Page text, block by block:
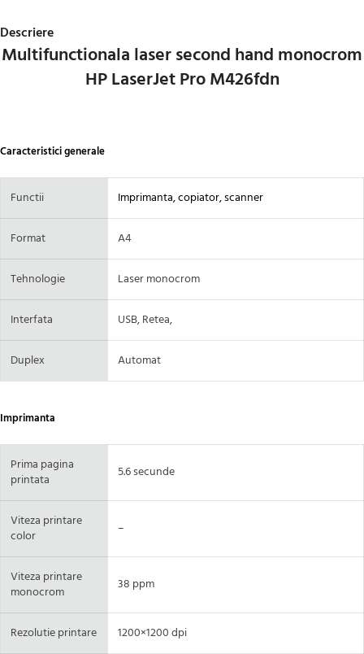
Descriere
Multifunctionala laser second hand monocrom
HP LaserJet Pro M426fdn
Caracteristici generale
Functii Imprimanta, copiator, scanner
Format A4
Tehnologie Laser monocrom
Interfata USB, Retea,
Duplex Automat
Imprimanta
Prima pagina
printata
5.6 secunde
Viteza printare
color
–
Viteza printare
monocrom
38 ppm
Rezolutie printare 1200×1200 dpi